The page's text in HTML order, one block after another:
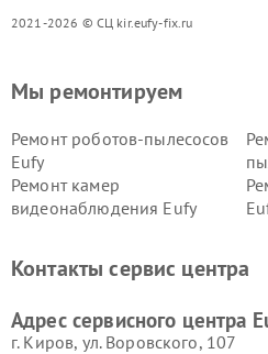
2021-2026 © СЦ kir.eufy-fix.ru
Мы ремонтируем
Ремонт роботов-пылесосов
Eufy
Ремонт камер
видеонаблюдения Eufy
Контакты сервис центра
Адрес сервисного центра
г. Киров, ул. Воровского, 107